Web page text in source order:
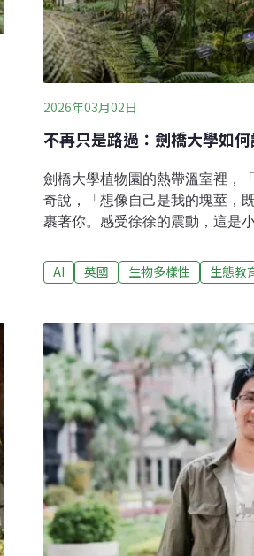
2026年03月02日
不再只是路過：劍橋大學如
劍橋大學植物園的熱帶溫室裡，
奇說，「想像自己是我的塊莖，
裹著你。感受徐徐的震動，這是
（Archie），原來是蟻棲植物，
帶蠟質的葉片，灰褐的膨大莖部
幽默，而且使用的還是你最熟悉
覽「會說話的植物」（Talking
覽使用人工智慧（AI），只要用
植物對話，使用語音或是文字，
命名，並根據生物特性、歷史與
AI 英國 生物多樣性 生態教